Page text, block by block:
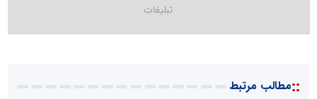
::مطالب مرتبط